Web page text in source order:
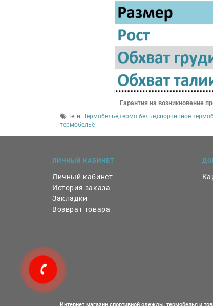
Гарантия на возникновение
Теги: Термобельё,термо бельё,спортивное
термобельё
ЛИЧНЫЙ КАБИНЕТ
Личный кабинет
История заказа
Закладки
Возврат товара